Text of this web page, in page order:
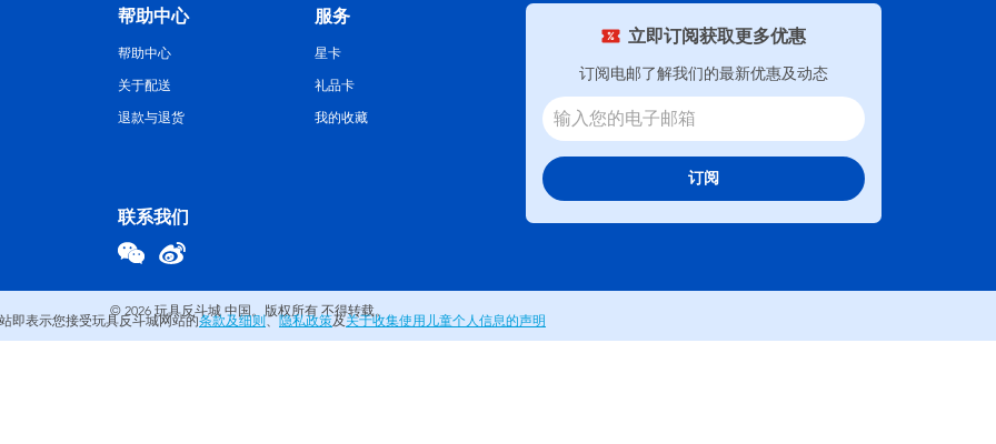
立即订阅获取更多优惠
订阅电邮了解我们的最新优惠及动态
订阅
联系我们
帮助中心
帮助中心
关于配送
退款与退货
服务
星卡
礼品卡
我的收藏
© 2026 玩具反斗城 中国。版权所有 不得转载。
即表示您接受玩具反斗城网站的条款及细则、隐私政策及关于收集使用儿童个人信息的声明